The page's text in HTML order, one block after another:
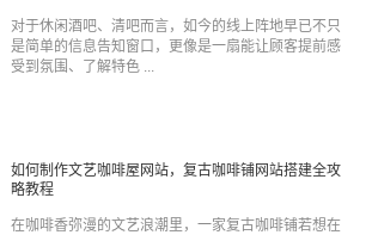
对于休闲酒吧、清吧而言，如今的线上阵地早已不只
是简单的信息告知窗口，更像是一扇能让顾客提前感
受到氛围、了解特色 ...
如何制作文艺咖啡屋网站，复古咖啡铺网站搭建全攻
略教程
在咖啡香弥漫的文艺浪潮里，一家复古咖啡铺若想在